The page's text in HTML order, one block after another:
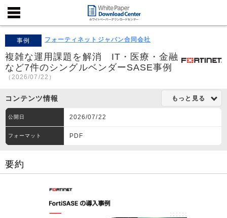
事例 フォーティネットジャパン合同会社
複雑な運用課題を解消 IT・医療・金融
など7件のシングルベンダーSASE事例
（2026/07/22）
コンテンツ情報 もっと見る
公開日 2026/07/22
フォーマット PDF
要約